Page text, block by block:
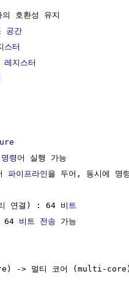
의 호환성 유지
공간
스터
레지스터
명령어
실행 가능
파이프라인 을 두어, 동시에 명
연결) : 64 비트
64 비트 전송 가능
-> 멀티 코어 (multi-